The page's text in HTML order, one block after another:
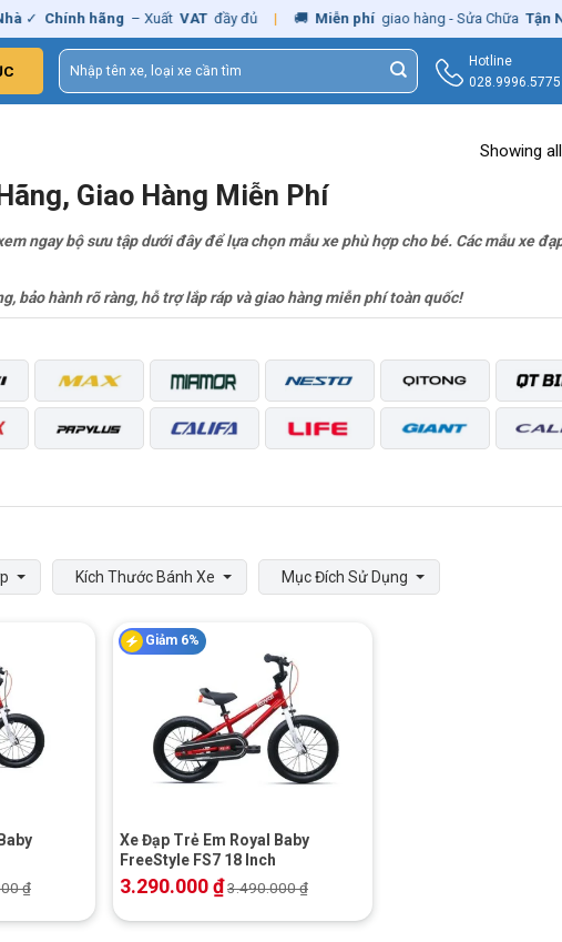
✓ Chính hãng – Xuất VAT đầy đủ 🚚 Miễn phí giao hàng - Sửa Chữa Tận
Tìm
kiếm:
Hotline
028.9996.5775
Showing
Giao Hàng Miễn Phí
ngay bộ sưu tập dưới đây để lựa chọn mẫu xe phù hợp cho bé. Các mẫu xe
bảo hành rõ ràng, hỗ trợ lắp ráp và giao hàng miễn phí toàn quốc!
Kích Thước Bánh Xe Mục Đích Sử Dụng
₫
Giảm 6%
Xe Đạp Trẻ Em Royal Baby
FreeStyle FS7 18 Inch
3.290.000₫3.490.000₫